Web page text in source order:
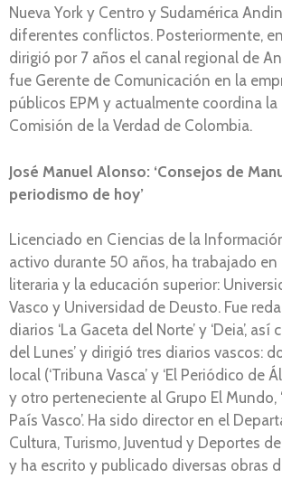
Nueva York y Centro y Sudamérica
diferentes conflictos. Posteriormente,
dirigió por 7 años el canal regional de
fue Gerente de Comunicación en la
públicos EPM y actualmente coordina
Comisión de la Verdad de Colombia.
José Manuel Alonso: ‘Consejos de
periodismo de hoy’
Licenciado en Ciencias de la
activo durante 50 años, ha trabajado en
literaria y la educación superior:
Vasco y Universidad de Deusto. Fue
diarios ‘La Gaceta del Norte’ y ‘Deia’, así
del Lunes’ y dirigió tres diarios vascos:
local (‘Tribuna Vasca’ y ‘El Periódico de
y otro perteneciente al Grupo El Mundo,
País Vasco’. Ha sido director en el
Cultura, Turismo, Juventud y Deportes
y ha escrito y publicado diversas obras